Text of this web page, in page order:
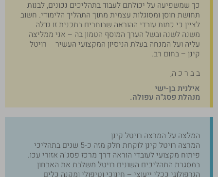
כך שמשפיעה על יכולתם לעבוד בתהליכים נכונים, לבנות
תחושת חוסן ומסוגלות עצמית מתוך התהליך הלימודי. חשוב
לציין כי כמות עובדי ההוראה שבוחרים בתכנית זו גדלה
משנה לשנה ובשל הערך המוסף הטמון בה – אני ממליצה
עליה ועל המנחה בעלת הניסיון המקצועי העשיר – רויטל
קינן – בחום רב.
ב ב ר כ ה,
אילנית בן-ישי
מנהלת פסג"ה עפולה.
המלצה על המרצה רויטל קינן
המרצה רויטל קינן לוקחת חלק מזה כ-5 שנים בתהליכי
פיתוח מקצועי לעובדי הוראה דרך מרכז פסג"ה אזורי עכו.
במסגרת התהליכים השונים רויטל משלבת את האבחון
הגרפולוגי ככלי ייעוצי – חינוכי וטיפולי ומקנה כלים